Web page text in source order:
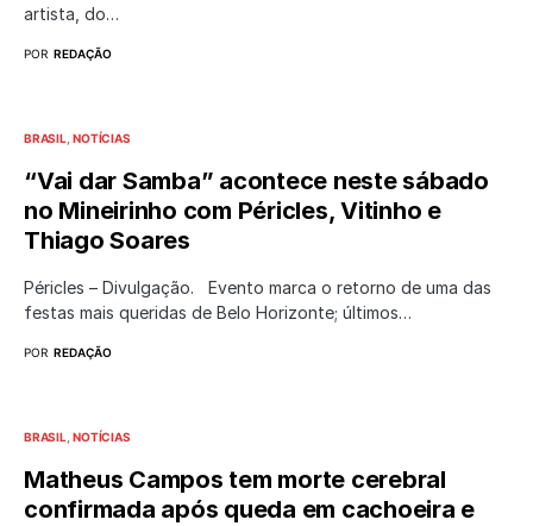
artista, do…
POR REDAÇÃO
BRASIL NOTÍCIAS
“Vai dar Samba” acontece neste sábado
no Mineirinho com Péricles, Vitinho e
Thiago Soares
Péricles – Divulgação. Evento marca o retorno de uma das
festas mais queridas de Belo Horizonte; últimos…
POR REDAÇÃO
BRASIL NOTÍCIAS
Matheus Campos tem morte cerebral
confirmada após queda em cachoeira e